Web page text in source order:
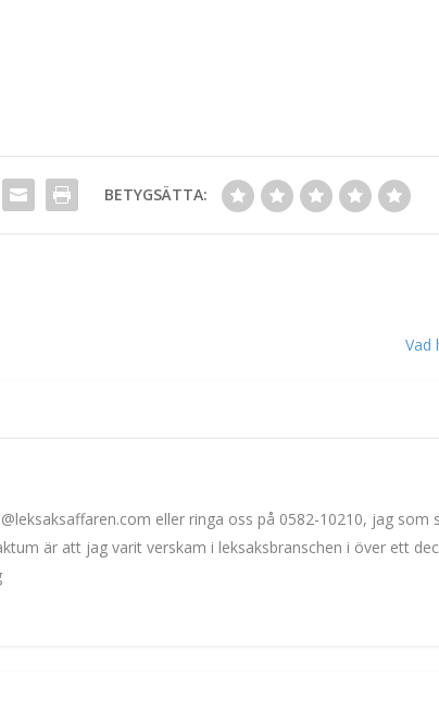
BETYGSÄTTA:
Vad
eller ringa oss på 0582-10210, jag som
är att jag varit verskam i leksaksbranschen i över ett